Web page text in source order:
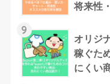
将来性
9
オリジ
稼ぐた
にくい